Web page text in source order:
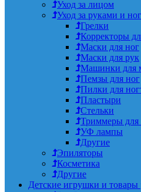
Уход за лицом
Уход за руками и
Грелки
Корректоры
Маски для ног
Маски для рук
Машинки для
Пемзы для ног
Пилки для
Пластыри
Стельки
Триммеры для
УФ лампы
Другие
Эпиляторы
Косметика
Другие
Детские игрушки и товары